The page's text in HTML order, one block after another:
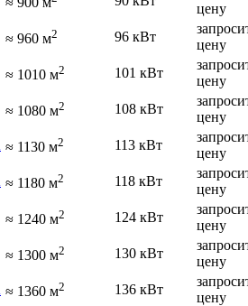
цену
≈ 960 м2 96 кВт
цену
≈ 1010 м2 101 кВт
цену
≈ 1080 м2 108 кВт
цену
≈ 1130 м2 113 кВт
цену
≈ 1180 м2 118 кВт
цену
≈ 1240 м2 124 кВт
цену
≈ 1300 м2 130 кВт
цену
≈ 1360 м2 136 кВт
цену